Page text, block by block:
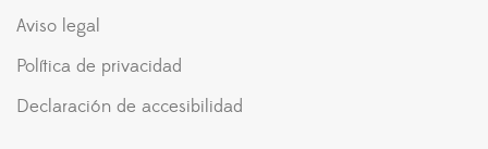
Aviso legal
Política de privacidad
Declaración de accesibilidad